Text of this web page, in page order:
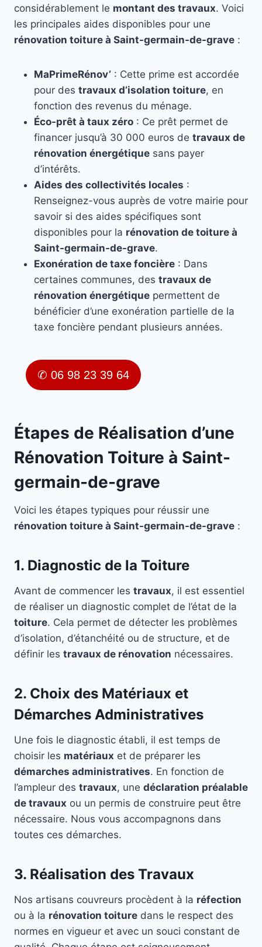
considérablement le montant des travaux. Voici
les principales aides disponibles pour une
rénovation toiture à Saint-germain-de-grave :
MaPrimeRénov’ : Cette prime est accordée
pour des travaux d’isolation toiture, en
fonction des revenus du ménage.
Éco-prêt à taux zéro : Ce prêt permet de
financer jusqu’à 30 000 euros de travaux de
rénovation énergétique sans payer
d’intérêts.
Aides des collectivités locales :
Renseignez-vous auprès de votre mairie pour
savoir si des aides spécifiques sont
disponibles pour la rénovation de toiture à
Saint-germain-de-grave.
Exonération de taxe foncière : Dans
certaines communes, des travaux de
rénovation énergétique permettent de
bénéficier d’une exonération partielle de la
taxe foncière pendant plusieurs années.
✆ 06 98 23 39 64
Étapes de Réalisation d’une
Rénovation Toiture à Saint-
germain-de-grave
Voici les étapes typiques pour réussir une
rénovation toiture à Saint-germain-de-grave :
1. Diagnostic de la Toiture
Avant de commencer les travaux, il est essentiel
de réaliser un diagnostic complet de l’état de la
toiture. Cela permet de détecter les problèmes
d’isolation, d’étanchéité ou de structure, et de
définir les travaux de rénovation nécessaires.
2. Choix des Matériaux et
Démarches Administratives
Une fois le diagnostic établi, il est temps de
choisir les matériaux et de préparer les
démarches administratives. En fonction de
l’ampleur des travaux, une déclaration préalable
de travaux ou un permis de construire peut être
nécessaire. Nous vous accompagnons dans
toutes ces démarches.
3. Réalisation des Travaux
Nos artisans couvreurs procèdent à la réfection
ou à la rénovation toiture dans le respect des
normes en vigueur et avec un souci constant de